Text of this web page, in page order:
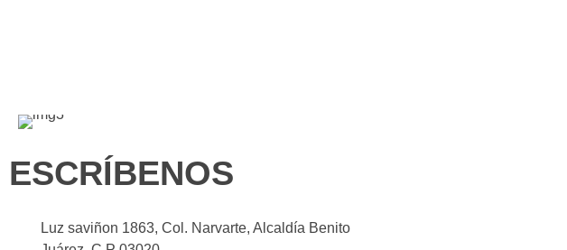
ESCRÍBENOS
Luz saviñon 1863, Col. Narvarte, Alcaldía Benito